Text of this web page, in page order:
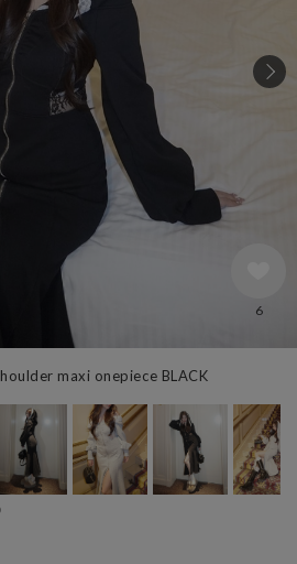
maxi onepiece BLACK
6